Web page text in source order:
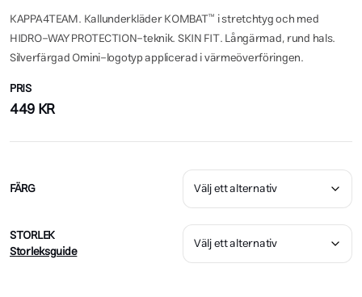
KAPPA4TEAM. Kallunderkläder KOMBAT™ i stretchtyg och med
HIDRO-WAY PROTECTION-teknik. SKIN FIT. Långärmad, rund hals.
Silverfärgad Omini-logotyp applicerad i värmeöverföringen.
PRIS
449KR
FÄRG
STORLEK
Storleksguide